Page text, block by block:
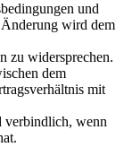
und
wird dem
zu widersprechen.
dem
mit
verbindlich, wenn